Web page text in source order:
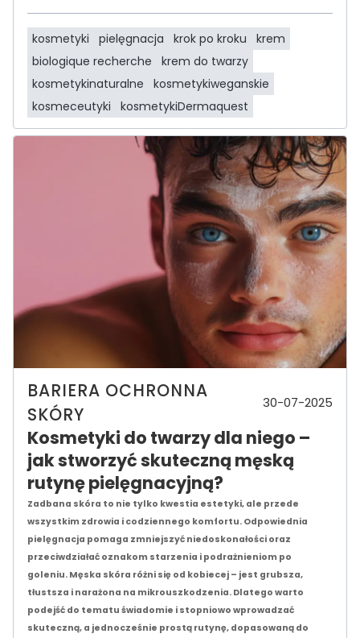
kosmetyki pielęgnacja krok po kroku
krem
biologique recherche
krem do twarzy
kosmetykinaturalne
kosmetykiweganskie
kosmeceutyki
kosmetykiDermaquest
BARIERA OCHRONNA
SKÓRY
30-07-2025
Kosmetyki do twarzy dla niego –
jak stworzyć skuteczną męską
rutynę pielęgnacyjną?
Zadbana skóra to nie tylko kwestia estetyki, ale przede
wszystkim zdrowia i codziennego komfortu. Odpowiednia
pielęgnacja pomaga zmniejszyć niedoskonałości oraz
przeciwdziałać oznakom starzenia i podrażnieniom po
goleniu. Męska skóra różni się od kobiecej – jest grubsza,
tłustsza i narażona na mikrouszkodzenia. Dlatego warto
podejść do tematu świadomie i stopniowo wprowadzać
skuteczną, a jednocześnie prostą rutynę, dopasowaną do